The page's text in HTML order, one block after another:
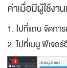
ค่าเมื่อมีผู้ใช้งา
1. ไปที่แถบ จัดการ
2. ไปที่เมนู ฟีเจอ